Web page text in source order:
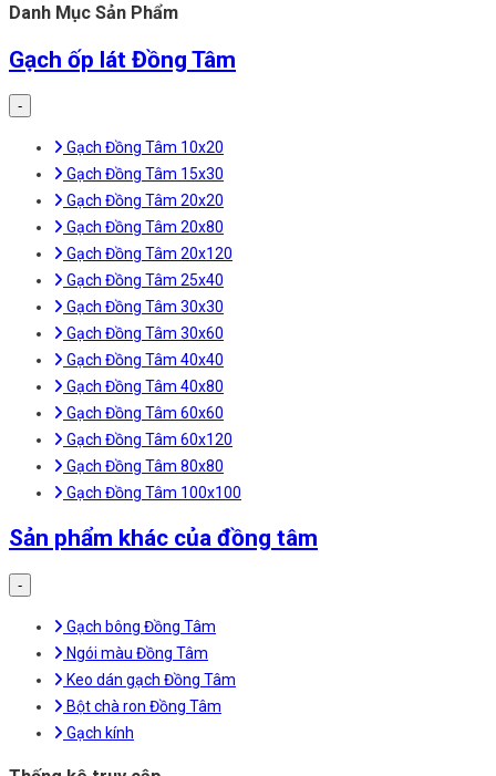
Danh Mục Sản Phẩm
Gạch ốp lát Đồng Tâm
-
Gạch Đồng Tâm 10x20
Gạch Đồng Tâm 15x30
Gạch Đồng Tâm 20x20
Gạch Đồng Tâm 20x80
Gạch Đồng Tâm 20x120
Gạch Đồng Tâm 25x40
Gạch Đồng Tâm 30x30
Gạch Đồng Tâm 30x60
Gạch Đồng Tâm 40x40
Gạch Đồng Tâm 40x80
Gạch Đồng Tâm 60x60
Gạch Đồng Tâm 60x120
Gạch Đồng Tâm 80x80
Gạch Đồng Tâm 100x100
Sản phẩm khác của đồng tâm
-
Gạch bông Đồng Tâm
Ngói màu Đồng Tâm
Keo dán gạch Đồng Tâm
Bột chà ron Đồng Tâm
Gạch kính